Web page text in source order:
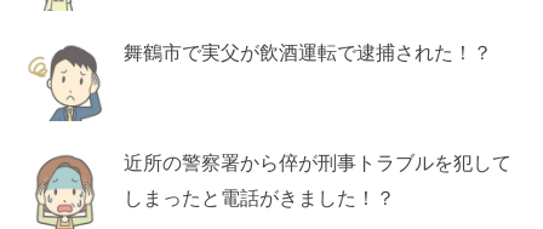
舞鶴市で実父が飲酒運転で逮捕された！？
近所の警察署から倅が刑事トラブルを犯して
しまったと電話がきました！？